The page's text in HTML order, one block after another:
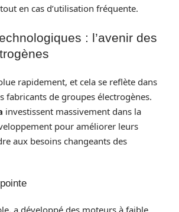
en cas d’utilisation fréquente.
: l’avenir des
rapidement, et cela se reflète dans
fabricants de groupes électrogènes.
investissent massivement dans la
pour améliorer leurs
aux besoins changeants des
a développé des moteurs à faible